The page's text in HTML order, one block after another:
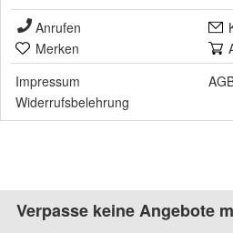
Anrufen
Merken
Impressum
Widerrufsbelehrung
Verpasse keine Angebote